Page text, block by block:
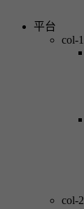
平台
col-1
col-2